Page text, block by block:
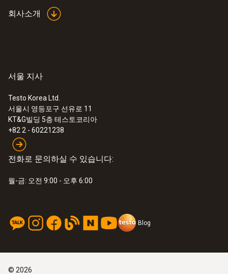
회사소개
서울 지사
Testo Korea Ltd.
서울시 영등포구 선유로 11
KT&G빌딩 5층 테스토코리아
+82 2 - 60221238
전화로 문의하실 수 있습니다:
월-금: 오전 9:00 - 오후 6:00
Blog
© 2026